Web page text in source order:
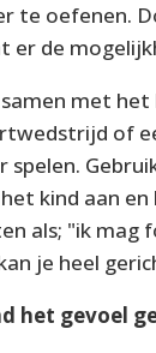
te oefenen.
er de
met
of
spelen.
kind aan
als; "ik mag
je heel
het gevoel